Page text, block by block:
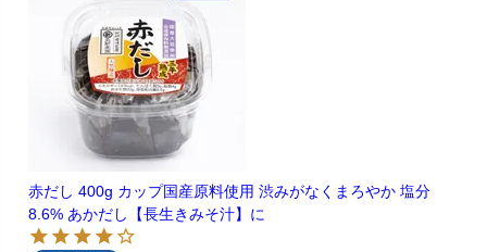
赤だし 400g カップ国産原料使用 渋みがなくまろやか 塩分
8.6% あかだし【長生きみそ汁】に